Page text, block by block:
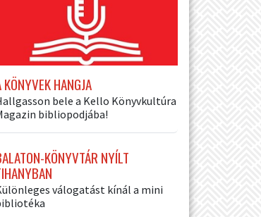
KÖNYVEK HANGJA
bele a Kello Könyvkultúra
bibliopodjába!
KÖNYVTÁR NYÍLT
válogatást kínál a mini